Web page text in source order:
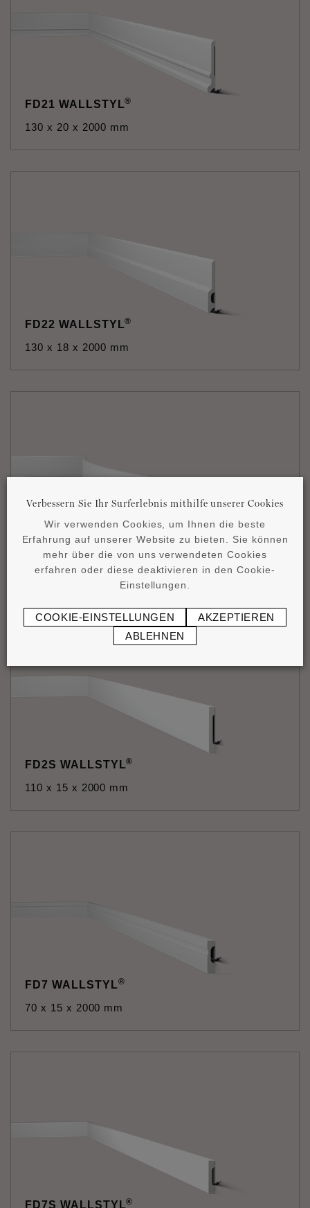
FD21 WALLSTYL®
130 x 20 x 2000 mm
FD22 WALLSTYL®
130 x 18 x 2000 mm
FD2S FLEX WALLSTYL®
110 x 15 x 2000 mm
FD2S WALLSTYL®
110 x 15 x 2000 mm
FD7 WALLSTYL®
70 x 15 x 2000 mm
FD7S WALLSTYL®
Verbessern Sie Ihr Surferlebnis mithilfe unserer Cookies
Wir verwenden Cookies, um Ihnen die beste
Erfahrung auf unserer Website zu bieten. Sie können
mehr über die von uns verwendeten Cookies
erfahren oder diese deaktivieren in den Cookie-
Einstellungen.
COOKIE-EINSTELLUNGEN
AKZEPTIEREN
ABLEHNEN